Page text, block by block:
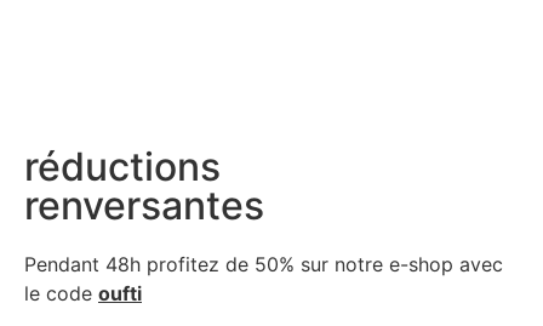
réductions
renversantes
Pendant 48h profitez de 50% sur notre e-shop avec
le code oufti